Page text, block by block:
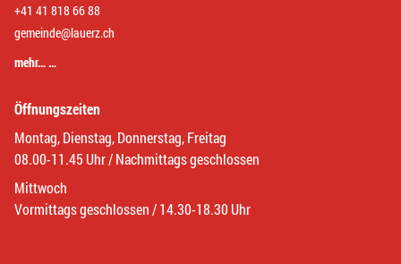
+41 41 818 66 88
gemeinde@lauerz.ch
mehr… …
Öffnungszeiten
Montag, Dienstag, Donnerstag, Freitag
08.00-11.45 Uhr / Nachmittags geschlossen
Mittwoch
Vormittags geschlossen / 14.30-18.30 Uhr